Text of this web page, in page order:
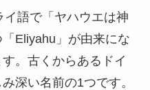
イ語で「ヤハウエは神
「Eliyahu」が由来にな
。 古くからあるドイ
深い名前の1つです。